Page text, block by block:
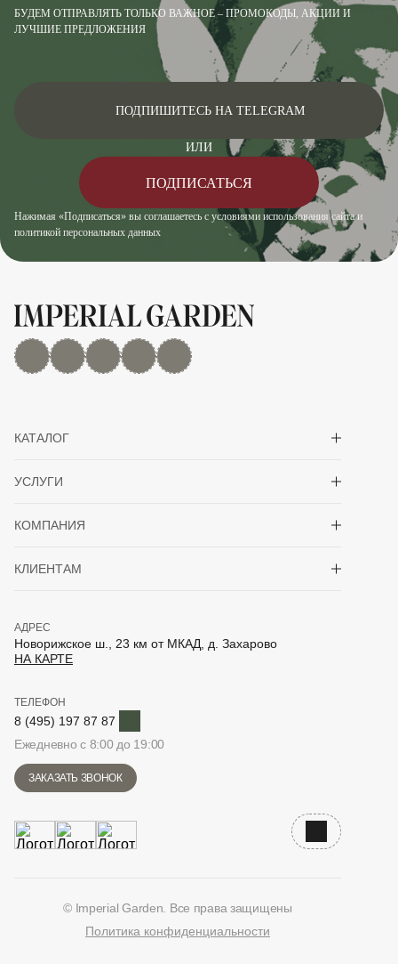
БУДЕМ ОТПРАВЛЯТЬ ТОЛЬКО ВАЖНОЕ – ПРОМОКОДЫ, АКЦИИ И
ЛУЧШИЕ ПРЕДЛОЖЕНИЯ
Нажимая «Подписаться» вы соглашаетесь с условиями использования сайта и
политикой персональных данных
ПОДПИШИТЕСЬ НА TELEGRAM
ИЛИ
ПОДПИСАТЬСЯ
MAX Дзен YouTuberutubeTelegram
КАТАЛОГ
УСЛУГИ
КОМПАНИЯ
КЛИЕНТАМ
АДРЕС
Новорижское ш., 23 км от МКАД, д. Захарово
НА КАРТЕ
ТЕЛЕФОН
8 (495) 197 87 87
Ежедневно с 8:00 до 19:00
ЗАКАЗАТЬ ЗВОНОК
Наверх
© Imperial Garden. Все права защищены
Политика конфиденциальности